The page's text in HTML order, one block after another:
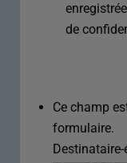
de
Ce champ
formulaire.